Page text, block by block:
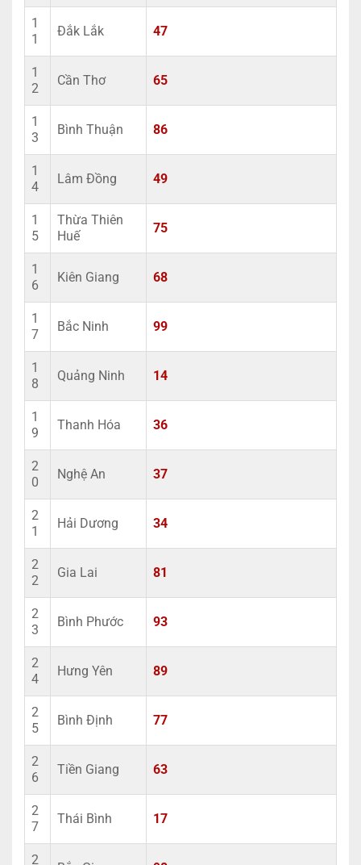
1
1
Đắk Lắk 47
1
2
Cần Thơ 65
1
3
Bình Thuận 86
1
4
Lâm Đồng 49
1
5
Thừa Thiên
Huế
75
1
6
Kiên Giang 68
1
7
Bắc Ninh 99
1
8
Quảng Ninh 14
1
9
Thanh Hóa 36
2
0
Nghệ An 37
2
1
Hải Dương 34
2
2
Gia Lai 81
2
3
Bình Phước 93
2
4
Hưng Yên 89
2
5
Bình Định 77
2
6
Tiền Giang 63
2
7
Thái Bình 17
2